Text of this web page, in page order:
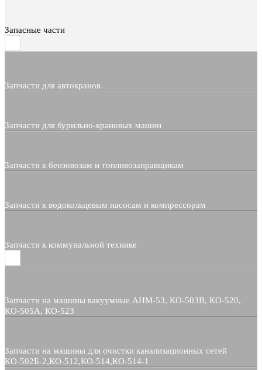
Запасные части
Запчасти для автокранов
Запчасти для бурильно-крановых машин
Запчасти к бензовозам и топливозаправщикам
Запчасти к водокольцевым насосам и компрессорам
Запчасти к коммунальной технике
Запчасти на машины вакуумные АНМ-53, КО-503В, КО-520,
КО-505А, КО-523
Запчасти на машины для очистки канализационных сетей
КО-502Б-2,КО-512,КО-514,КО-514-1